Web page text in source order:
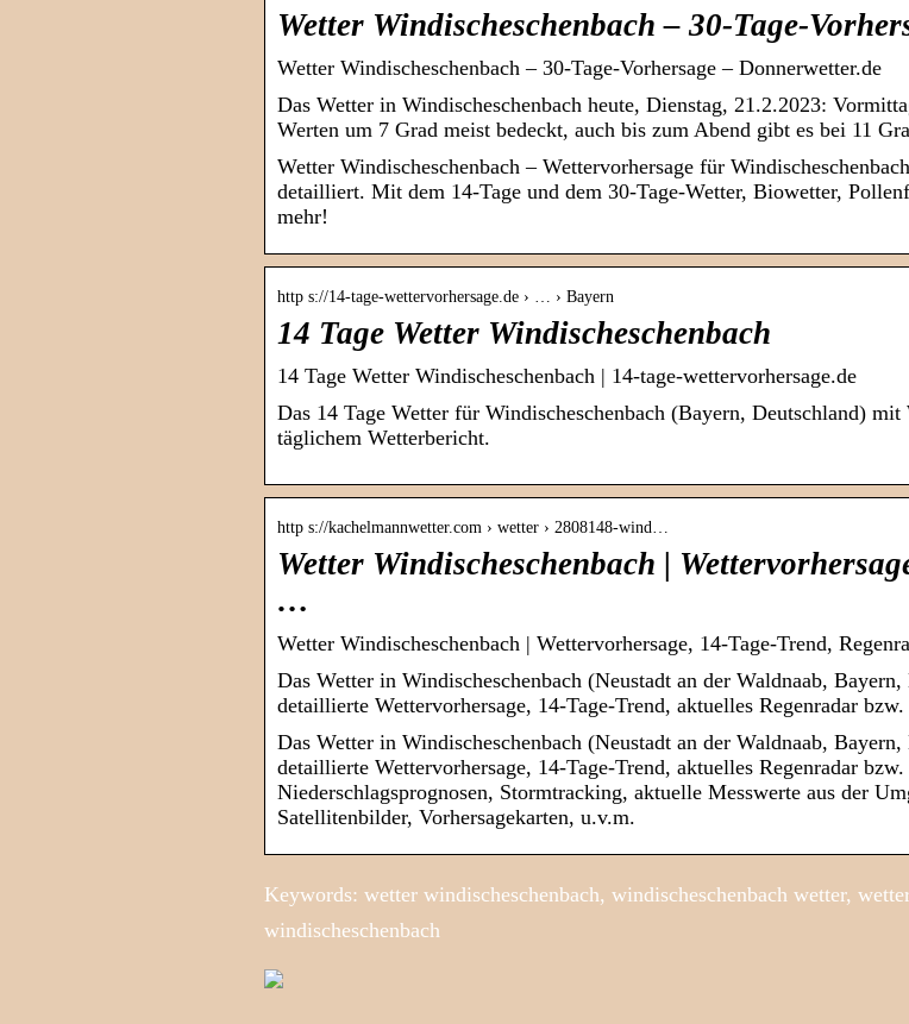
Wetter Windischeschenbach – 30-Tage-
Wetter Windischeschenbach – 30-Tage-Vorhersage – Donnerwetter.de
Das Wetter in Windischeschenbach heute, Dienstag, 21.2.2023:
Werten um 7 Grad meist bedeckt, auch bis zum Abend gibt es bei 11
Wetter Windischeschenbach – Wettervorhersage für
detailliert. Mit dem 14-Tage und dem 30-Tage-Wetter, Biowetter,
mehr!
http s://14-tage-wettervorhersage.de › … › Bayern
14 Tage Wetter Windischeschenbach
14 Tage Wetter Windischeschenbach | 14-tage-wettervorhersage.de
Das 14 Tage Wetter für Windischeschenbach (Bayern, Deutschland) mit
täglichem Wetterbericht.
http s://kachelmannwetter.com › wetter › 2808148-wind…
Wetter Windischeschenbach |
…
Wetter Windischeschenbach | Wettervorhersage, 14-Tage-Trend,
Das Wetter in Windischeschenbach (Neustadt an der Waldnaab, Bayern,
detaillierte Wettervorhersage, 14-Tage-Trend, aktuelles Regenradar bzw.
Das Wetter in Windischeschenbach (Neustadt an der Waldnaab, Bayern,
detaillierte Wettervorhersage, 14-Tage-Trend, aktuelles Regenradar bzw.
Niederschlagsprognosen, Stormtracking, aktuelle Messwerte aus der
Satellitenbilder, Vorhersagekarten, u.v.m.
Keywords: wetter windischeschenbach, windischeschenbach wetter,
windischeschenbach